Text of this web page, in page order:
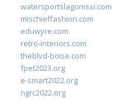
watersportslagonissi.com
mischieffashion.com
eduwyre.com
retro-interiors.com
theblvd-boise.com
fpet2023.org
e-smart2022.org
ngrc2022.org